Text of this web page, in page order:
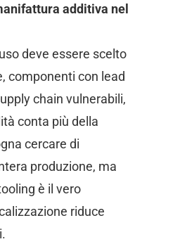
additiva nel
deve essere scelto
componenti con lead
chain vulnerabili,
conta più della
cercare di
produzione, ma
è il vero
riduce